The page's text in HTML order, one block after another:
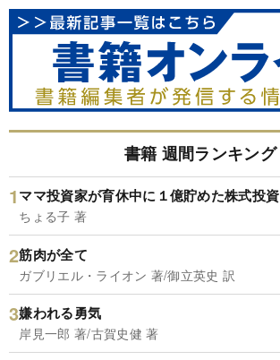
書籍 週間ランキング
ママ投資家が育休中に１億貯めた株式投資
ちょる子 著
筋肉が全て
ガブリエル・ライオン 著/御立英史 訳
嫌われる勇気
岸見一郎 著/古賀史健 著